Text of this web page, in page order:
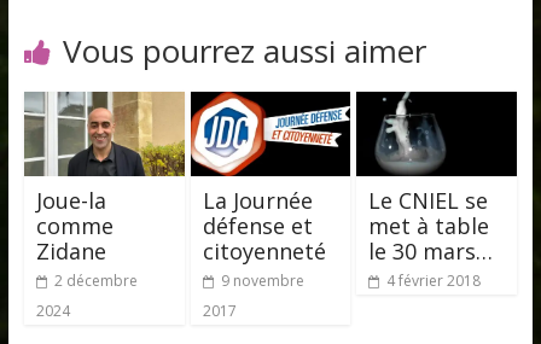
Vous pourrez aussi aimer
Joue-la
comme
Zidane
2 décembre
2024
La Journée
défense et
citoyenneté
9 novembre
2017
Le CNIEL se
met à table
le 30 mars…
4 février 2018